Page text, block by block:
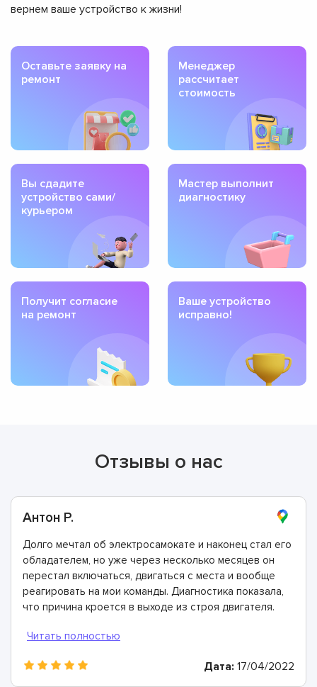
вернем ваше устройство к жизни!
Оставьте заявку на
ремонт
Менеджер
рассчитает
стоимость
Вы сдадите
устройство сами/
курьером
Мастер выполнит
диагностику
Получит согласие
на ремонт
Ваше устройство
исправно!
Отзывы о нас
Антон Р.
Долго мечтал об электросамокате и наконец стал его
обладателем, но уже через несколько месяцев он
перестал включаться, двигаться с места и вообще
реагировать на мои команды. Диагностика показала,
что причина кроется в выходе из строя двигателя.
Огромная вам благодарность справились невероятно
Дата: 17/04/2022